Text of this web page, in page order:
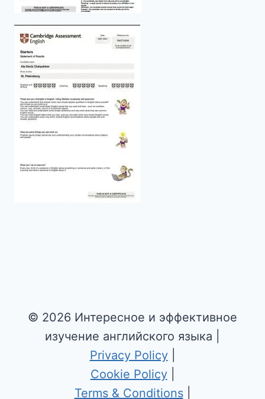
© 2026 Интересное и эффективное
изучение английского языка |
Privacy Policy|
Cookie Policy|
Terms & Conditions|